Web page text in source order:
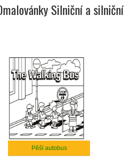
Silniční a silniční
Pěší autobus